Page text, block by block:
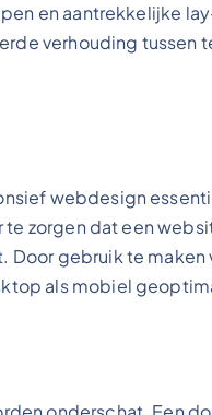
en aantrekkelijke
verhouding tussen
webdesign
zorgen dat een
gebruik te maken
als mobiel